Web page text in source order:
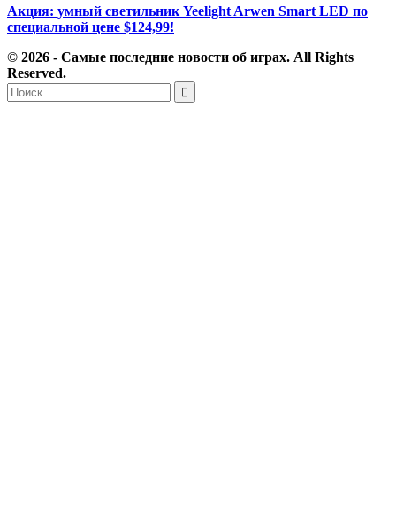
Акция: умный светильник Yeelight Arwen Smart LED по
специальной цене $124,99!
© 2026 - Самые последние новости об играх. All Rights
Reserved.